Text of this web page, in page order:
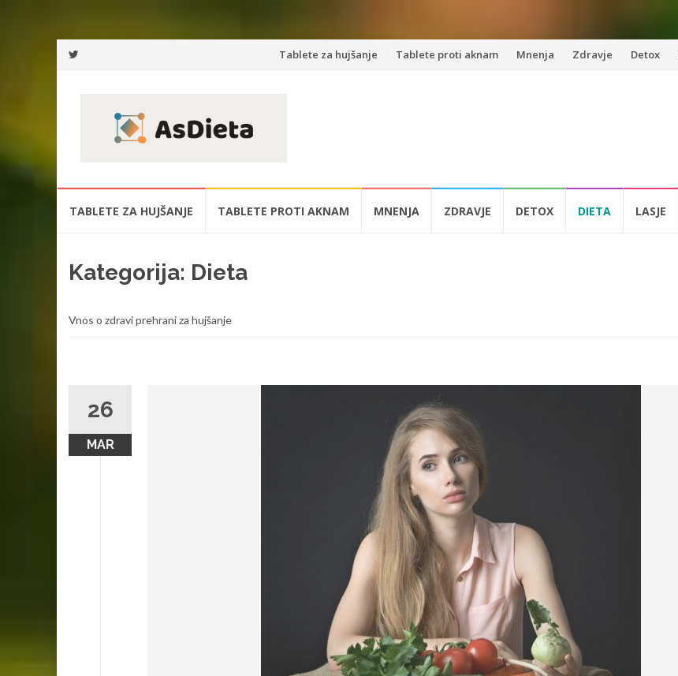
Preskoči
Tablete za hujšanje Tablete proti aknam Mnenja Zdravje Detox
TABLETE ZA HUJŠANJE TABLETE PROTI AKNAM MNENJA ZDRAVJE DETOX DIETA LASJE
Kategorija: Dieta
Vnos o zdravi prehrani za hujšanje
26
MAR